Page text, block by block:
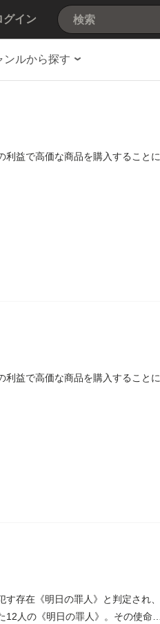
グイン
ンルから探す
益で高価な商品を購入することに
益で高価な商品を購入することに
存在《明日の罪人》と判定され、
人の《明日の罪人》。その使命は